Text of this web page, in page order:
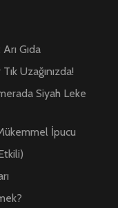
Gıda
Uzağınızda!
Siyah Leke
İpucu